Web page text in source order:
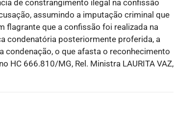
de constrangimento ilegal na confissão
assumindo a imputação criminal que
flagrante que a confissão foi realizada na
condenatória posteriormente proferida, a
o que afasta o reconhecimento
HC 666.810/MG, Rel. Ministra LAURITA VAZ,